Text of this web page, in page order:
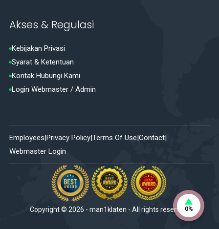
Akses & Regulasi
Kebijakan Privasi
Syarat & Ketentuan
Kontak Hubungi Kami
Login Webmaster / Admin
Employees Privacy Policy Terms Of Use Contact
Webmaster Login
Copyright © 2026 - man1klaten - All rights reserved.0%